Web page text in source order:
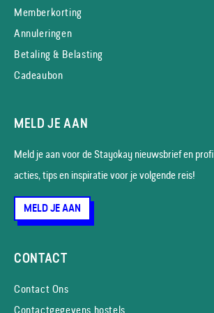
Memberkorting
Annuleringen
Betaling & Belasting
Cadeaubon
MELD JE AAN
Meld je aan voor de Stayokay nieuws­brief en
acties, tips en inspiratie voor je volgende reis!
MELD JE AAN
CONTACT
Contact Ons
Contactgegevens hostels